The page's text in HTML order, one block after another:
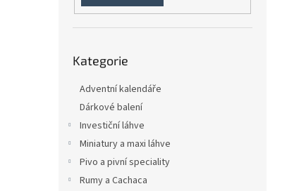
kategorie
Kategorie
Adventní kalendáře
Dárkové balení
Investiční láhve
Miniatury a maxi láhve
Pivo a pivní speciality
Rumy a Cachaca